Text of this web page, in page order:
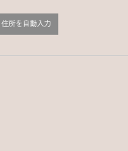
住所を自動入力